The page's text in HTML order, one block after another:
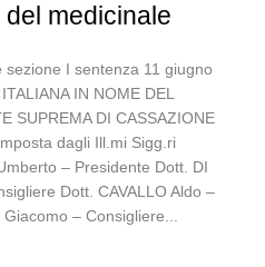
medicinale
I sentenza 11 giugno
IN NOME DEL
SUPREMA DI CASSAZIONE
dagli Ill.mi Sigg.ri
– Presidente Dott. DI
Dott. CAVALLO Aldo –
– Consigliere...